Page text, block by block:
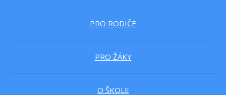
PRO RODIČE
PRO ŽÁKY
O ŠKOLE